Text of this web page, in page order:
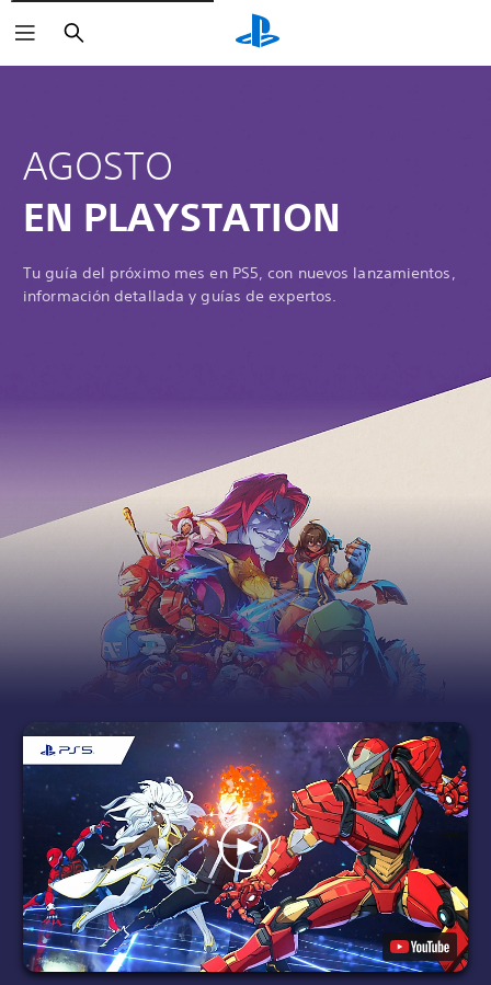
Buscar
AGOSTO
EN PLAYSTATION
Tu guía del próximo mes en PS5, con nuevos lanzamientos,
información detallada y guías de expertos.